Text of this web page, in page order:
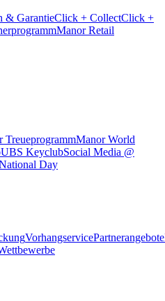
& GarantieClick + CollectClick +
Manor Retail
TreueprogrammManor World
UBS KeyclubSocial Media @
Day
VorhangservicePartnerangebote